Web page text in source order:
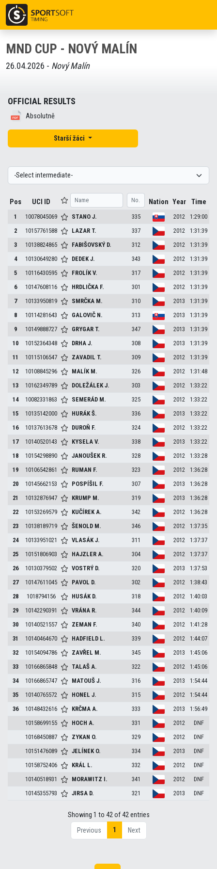
MND CUP - NOVÝ MALÍN
26.04.2026 - Nový Malín
OFFICIAL RESULTS
Absolutně
Starší žáci
Pos UCI ID Nation Year Time
1 10078045069 STANOJ. 335 2012
1:29:00
2
10157761588 LAZAR T. 337 2012
1:31:39
3
10138824865 FABIŠOVSKÝ D. 312 2012
1:31:39
4
10130649280 DEDEKJ. 343 2012
1:31:39
5
10116430595 FROLÍKV. 317 2012
1:31:39
6
10147608116 HRDLIČKA F. 301 2012
1:31:39
7
10133950819 SMRČKA M. 310 2013
1:31:39
8
10114281643 GALOVIČ N. 313 2013
1:31:39
9
10149888727 GRYGAR T. 347 2013
1:31:39
10
10152364348 DRHAJ. 308 2013
1:31:39
11
10115106547 ZAVADIL T. 309 2012
1:31:39
12
10108845296 MALÍK M. 326 2012
1:31:48
13
10162349789 DOLEŽÁLEKJ. 303 2012
1:33:22
14
10082331863 SEMERÁD M. 325 2012
1:33:22
15
10135142000 HURÁKŠ. 336 2013
1:33:22
16
10137613678 DUROŇ F. 324 2012
1:33:22
17
10140520143 KYSELAV. 338 2013
1:33:22
18
10154298890 JANOUŠEK R. 328 2012
1:33:28
19
10106542861 RUMAN F. 323 2012
1:36:28
20
10145662153 POSPÍŠIL F. 307 2013
1:36:28
21
10132876947 KRUMP M. 319 2013
1:36:28
22
10153269579 KUČÍREKA. 342 2012
1:36:28
23
10138189719 ŠENOLD M. 346 2012
1:37:35
24
10133951021 VLASÁKJ. 311 2012
1:37:37
25
10151806903 HAJZLERA. 304 2012
1:37:37
26
10130379502 VOSTRÝ D. 320 2013
1:37:53
27
10147611045 PAVOL D. 302 2012
1:38:43
28
1018794156 HUSÁK D. 318 2012
1:40:03
29
10142290391 VRÁNA R. 344 2012
1:40:09
30
10140521557 ZEMAN F. 340 2012
1:41:28
31
10140464670 HADFIELD L. 339 2012
1:44:07
32
10154094786 ZAVŘEL M. 345 2013
1:45:06
33
10166865848 TALAŠA. 322 2012
1:45:06
34
10166865747 MATOUŠJ. 316 2013
1:54:44
35
10140765572 HONELJ. 315 2012
1:54:44
36
10148432616 KRČMAA. 333 2013
1:56:49
10158699155
HOCHA. 331 2012
DNF
10168450887
ZYKAN O. 329 2012
DNF
10151476089
JELÍNEK O. 334 2013
DNF
10158752406
KRÁL L. 332 2012
DNF
10140518931
MORAWITZ I. 341 2012
DNF
10145355793
JIRSA D. 321 2013 DNF
Showing 1 to 42 of 42 entries
Previous
1 Next